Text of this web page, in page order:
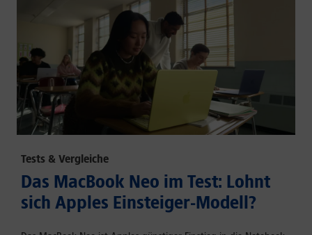
Tests & Vergleiche
Das MacBook Neo im Test: Lohnt
sich Apples Einsteiger-Modell?